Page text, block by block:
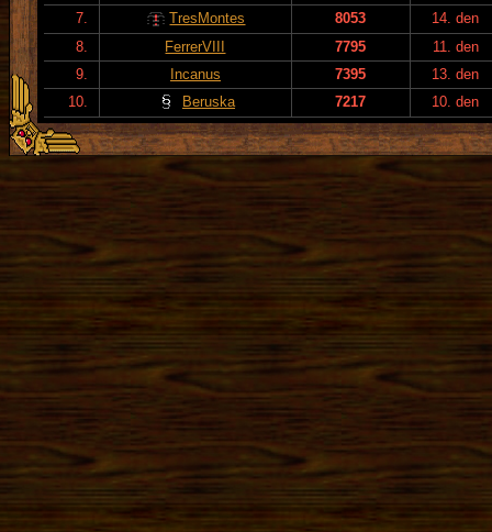
7.
TresMontes 8053
14. den
8.
FerrerVIII 7795
11. den
9.
Incanus 7395
13. den
10.
Beruska 7217 10. den